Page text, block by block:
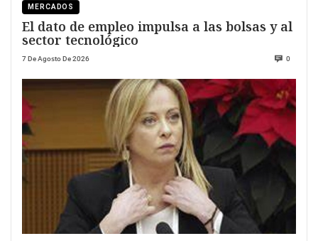
MERCADOS
El dato de empleo impulsa a las bolsas y al
sector tecnológico
7 De Agosto De 2026 0